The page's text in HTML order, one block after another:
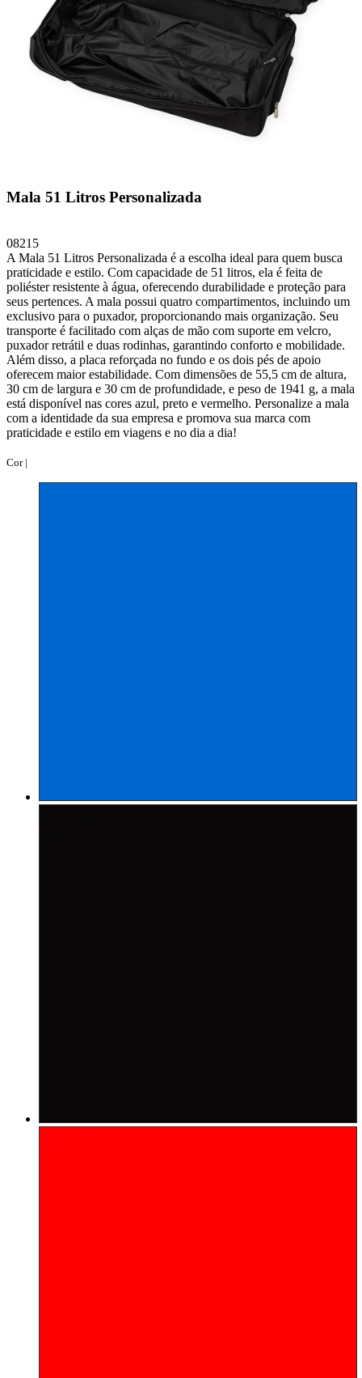
Mala 51 Litros Personalizada
08215
A Mala 51 Litros Personalizada é a escolha ideal para quem busca
praticidade e estilo. Com capacidade de 51 litros, ela é feita de
poliéster resistente à água, oferecendo durabilidade e proteção para
seus pertences. A mala possui quatro compartimentos, incluindo um
exclusivo para o puxador, proporcionando mais organização. Seu
transporte é facilitado com alças de mão com suporte em velcro,
puxador retrátil e duas rodinhas, garantindo conforto e mobilidade.
Além disso, a placa reforçada no fundo e os dois pés de apoio
oferecem maior estabilidade. Com dimensões de 55,5 cm de altura,
30 cm de largura e 30 cm de profundidade, e peso de 1941 g, a mala
está disponível nas cores azul, preto e vermelho. Personalize a mala
com a identidade da sua empresa e promova sua marca com
praticidade e estilo em viagens e no dia a dia!
Cor |